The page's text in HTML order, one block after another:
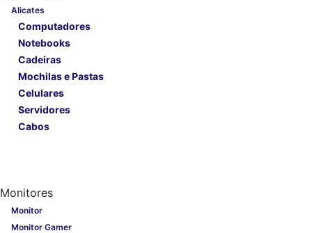
Alicates
Computadores
Notebooks
Cadeiras
Mochilas e Pastas
Celulares
Servidores
Cabos
Monitores
Monitor
Monitor Gamer